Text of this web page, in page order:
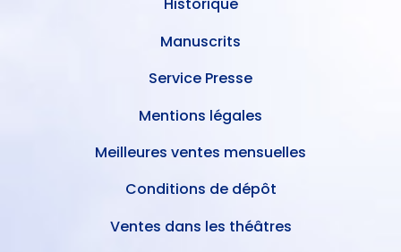
Historique
Manuscrits
Service Presse
Mentions légales
Meilleures ventes mensuelles
Conditions de dépôt
Ventes dans les théâtres